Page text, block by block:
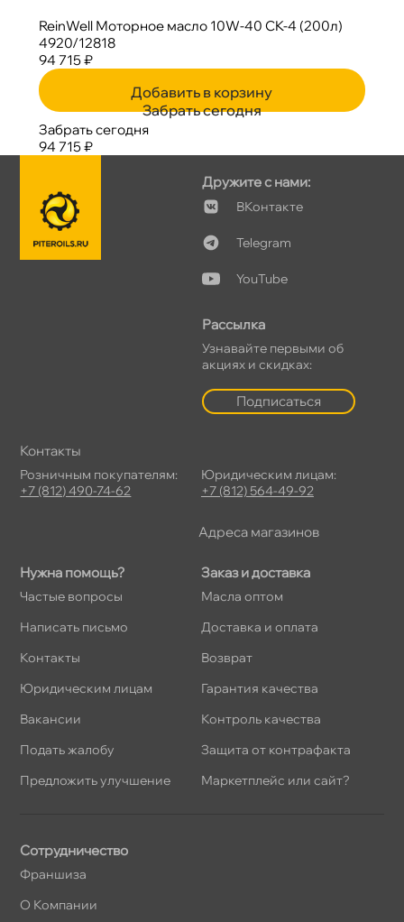
ReinWell Моторное масло 10W-40 CK-4 (200л)
4920/12818
94 715 ₽
Добавить в корзину
Забрать сегодня
Забрать сегодня
94 715 ₽
Нужна помощь?
Частые вопросы
Написать письмо
Контакты
Юридическим лицам
акансии
Подать жалобу
Предложить улучшение
Заказ и доставка
Масла оптом
Доставка и оплата
озврат
Гарантия качества
Контроль качества
Защита от контрафакта
Маркетплейс или сайт?
Дружите с нами:
Контакте
Telegram
YouTube
Рассылка
Узнавайте первыми о
акциях и скидках:
Подписаться
Сотрудничество
Франшиза
О Компании
Контакты
Розничным покупателям:
+7 (812) 490-74-62
Юридическим лицам:
+7 (812) 564-49-92
Адреса магазино